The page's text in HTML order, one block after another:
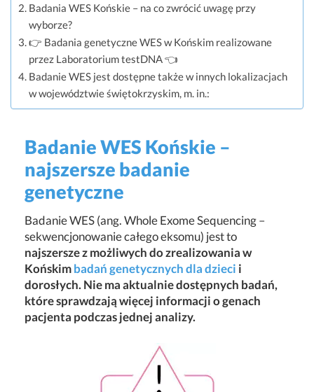
Badanie WES Końskie –
najszersze badanie
genetyczne
Badanie WES (ang. Whole Exome Sequencing –
sekwencjonowanie całego eksomu) jest to
najszersze z możliwych do zrealizowania w
Końskimbadań genetycznych dla dzieci i
dorosłych. Nie ma aktualnie dostępnych badań,
które sprawdzają więcej informacji o genach
pacjenta podczas jednej analizy.
Badania WES Końskie – na co zwrócić uwagę przy
wyborze?
👉 Badania genetyczne WES w Końskim realizowane
przez Laboratorium testDNA 👈
Badanie WES jest dostępne także w innych lokalizacjach
w województwie świętokrzyskim, m. in.: